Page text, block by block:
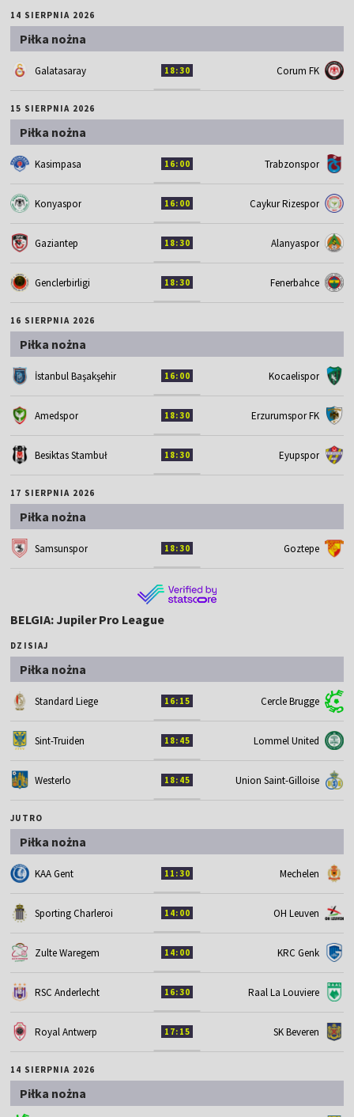
14 SIERPNIA 2026
Piłka nożna
Galatasaray 18:30 Corum FK
15 SIERPNIA 2026
Piłka nożna
Kasimpasa 16:00 Trabzonspor
Konyaspor 16:00 Caykur Rizespor
Gaziantep 18:30 Alanyaspor
Genclerbirligi 18:30 Fenerbahce
16 SIERPNIA 2026
Piłka nożna
İstanbul Başakşehir 16:00 Kocaelispor
Amedspor 18:30 Erzurumspor FK
Besiktas Stambuł 18:30 Eyupspor
17 SIERPNIA 2026
Piłka nożna
Samsunspor 18:30 Goztepe
BELGIA: Jupiler Pro League
DZISIAJ
Piłka nożna
Standard Liege 16:15 Cercle Brugge
Sint-Truiden 18:45 Lommel United
Westerlo 18:45 Union Saint-Gilloise
JUTRO
Piłka nożna
KAA Gent 11:30 Mechelen
Sporting Charleroi 14:00 OH Leuven
Zulte Waregem 14:00 KRC Genk
RSC Anderlecht 16:30 Raal La Louviere
Royal Antwerp 17:15 SK Beveren
14 SIERPNIA 2026
Piłka nożna